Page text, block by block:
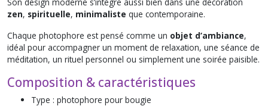
zen, spirituelle, minimaliste que contemporaine.
Chaque photophore est pensé comme un objet d’ambiance,
idéal pour accompagner un moment de relaxation, une séance de
méditation, un rituel personnel ou simplement une soirée paisible.
Composition & caractéristiques
Type : photophore pour bougie